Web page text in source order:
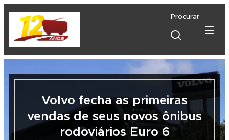
Procurar
Volvo fecha as primeiras
vendas de seus novos ônibus
rodoviários Euro 6